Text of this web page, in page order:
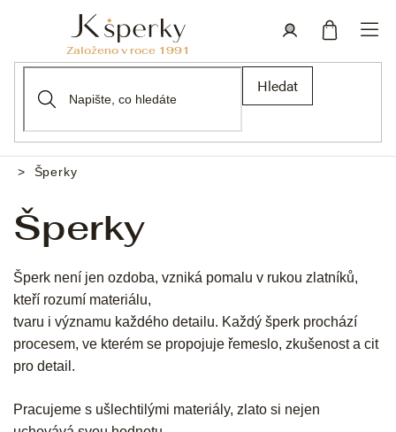
Hledat
Domů
Šperky
Šperky
Šperk není jen ozdoba, vzniká pomalu v rukou zlatníků,
kteří rozumí materiálu,
tvaru i významu každého detailu. Každý šperk prochází
procesem, ve kterém se propojuje řemeslo, zkušenost a cit
pro detail.
Pracujeme s ušlechtilými materiály, zlato si nejen